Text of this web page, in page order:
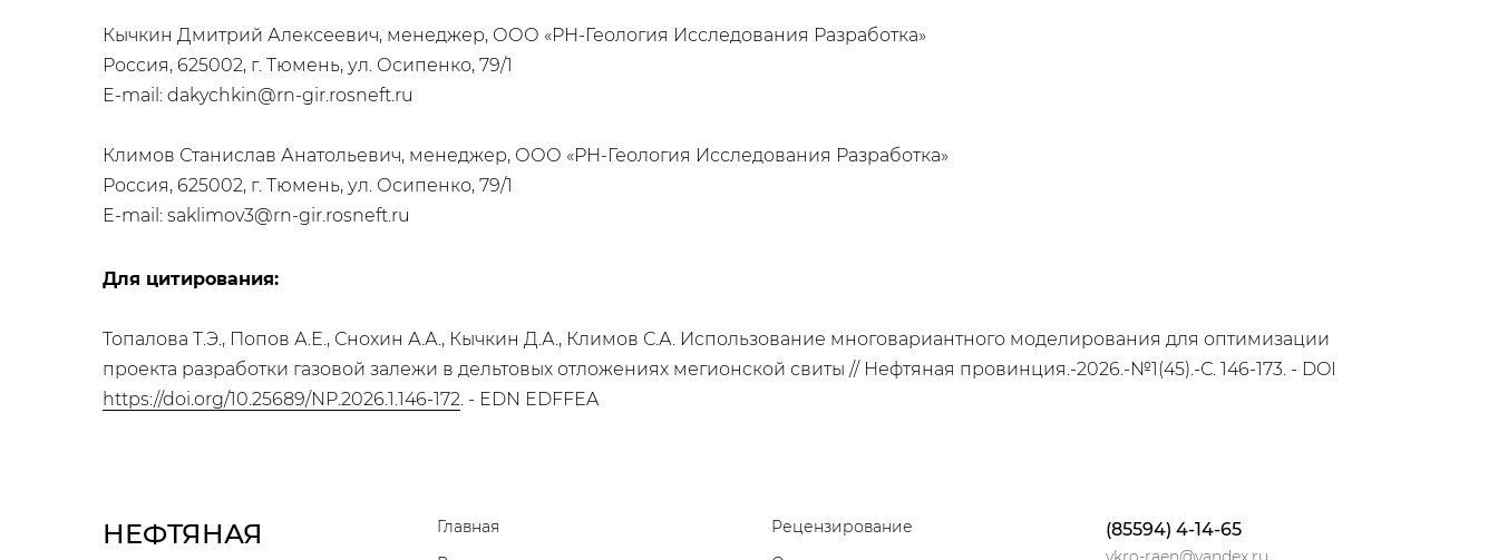
Кычкин Дмитрий Алексеевич, менеджер, ООО «РН-Геология Исследования Разработка»
Россия, 625002, г. Тюмень, ул. Осипенко, 79/1
E-mail: dakychkin@rn-gir.rosneft.ru
Климов Станислав Анатольевич, менеджер, ООО «РН-Геология Исследования Разработка»
Россия, 625002, г. Тюмень, ул. Осипенко, 79/1
E-mail: saklimov3@rn-gir.rosneft.ru
Для цитирования:
Топалова Т.Э., Попов А.E., Снохин А.А., Кычкин Д.А., Климов С.А. Использование многовариантного моделирования для оптимизации
проекта разработки газовой залежи в дельтовых отложениях мегионской свиты // Нефтяная провинция.-2026.-№1(45).-С. 146-173. - DOI
https://doi.org/10.25689/NP.2026.1.146-172. - EDN EDFFEA
НЕФТЯНАЯ
Главная
Рецензирование
(85594) 4-14-65